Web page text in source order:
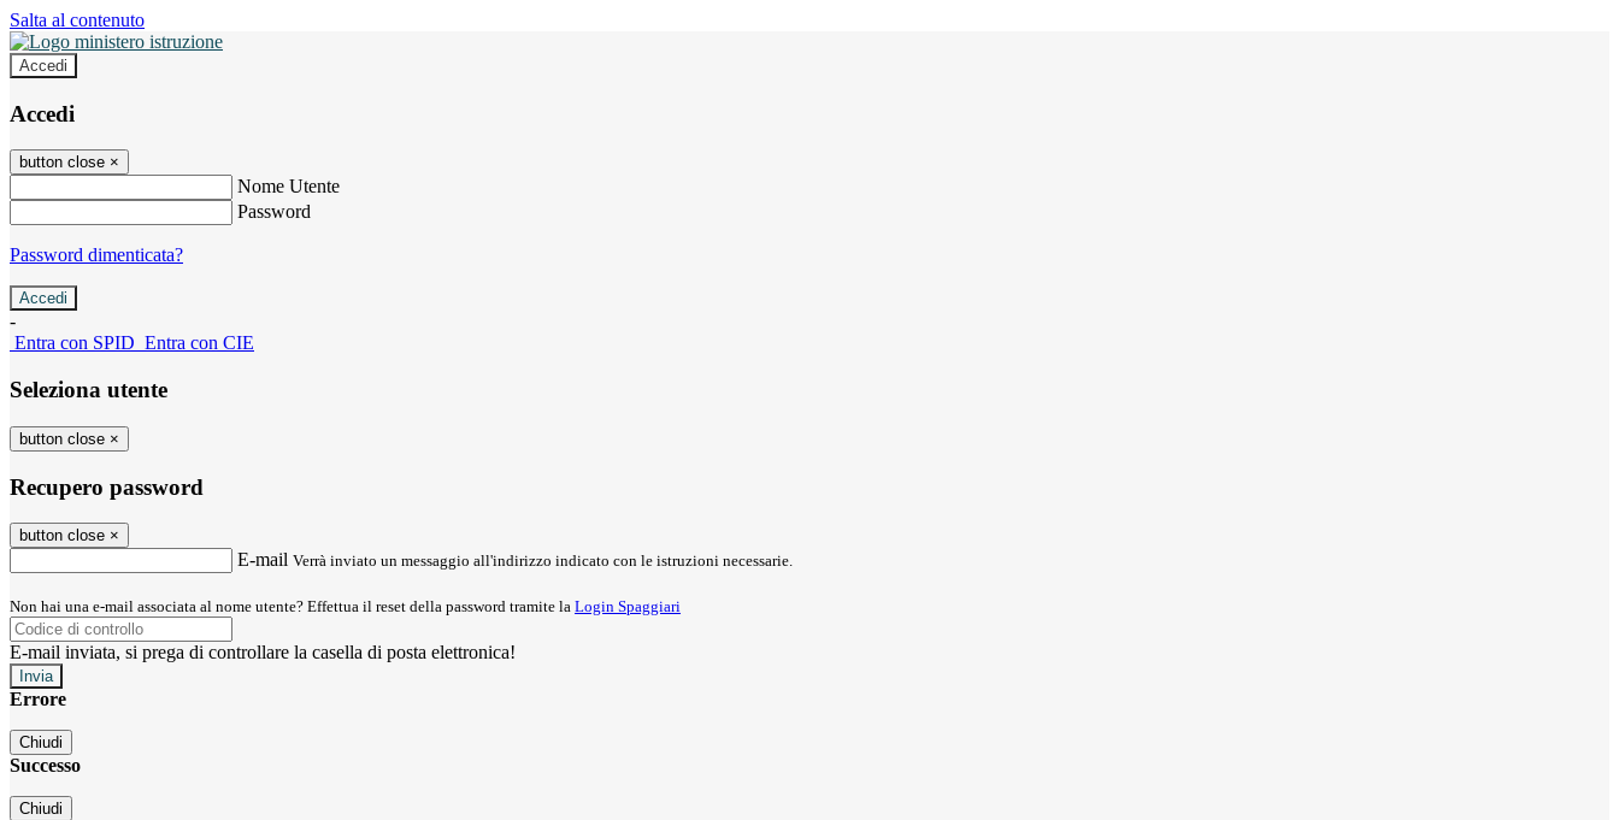
Salta al contenuto
Accedi
Accedi
button close ×
Nome Utente
Password
Password dimenticata?
-
Entra con SPID Entra con CIE
Seleziona utente
button close ×
Recupero password
button close ×
E-mail Verrà inviato un messaggio all'indirizzo indicato con le istruzioni necessarie.
Non hai una e-mail associata al nome utente? Effettua il reset della password tramite la Login Spaggiari
E-mail inviata, si prega di controllare la casella di posta elettronica!
Errore
Chiudi
Successo
Chiudi